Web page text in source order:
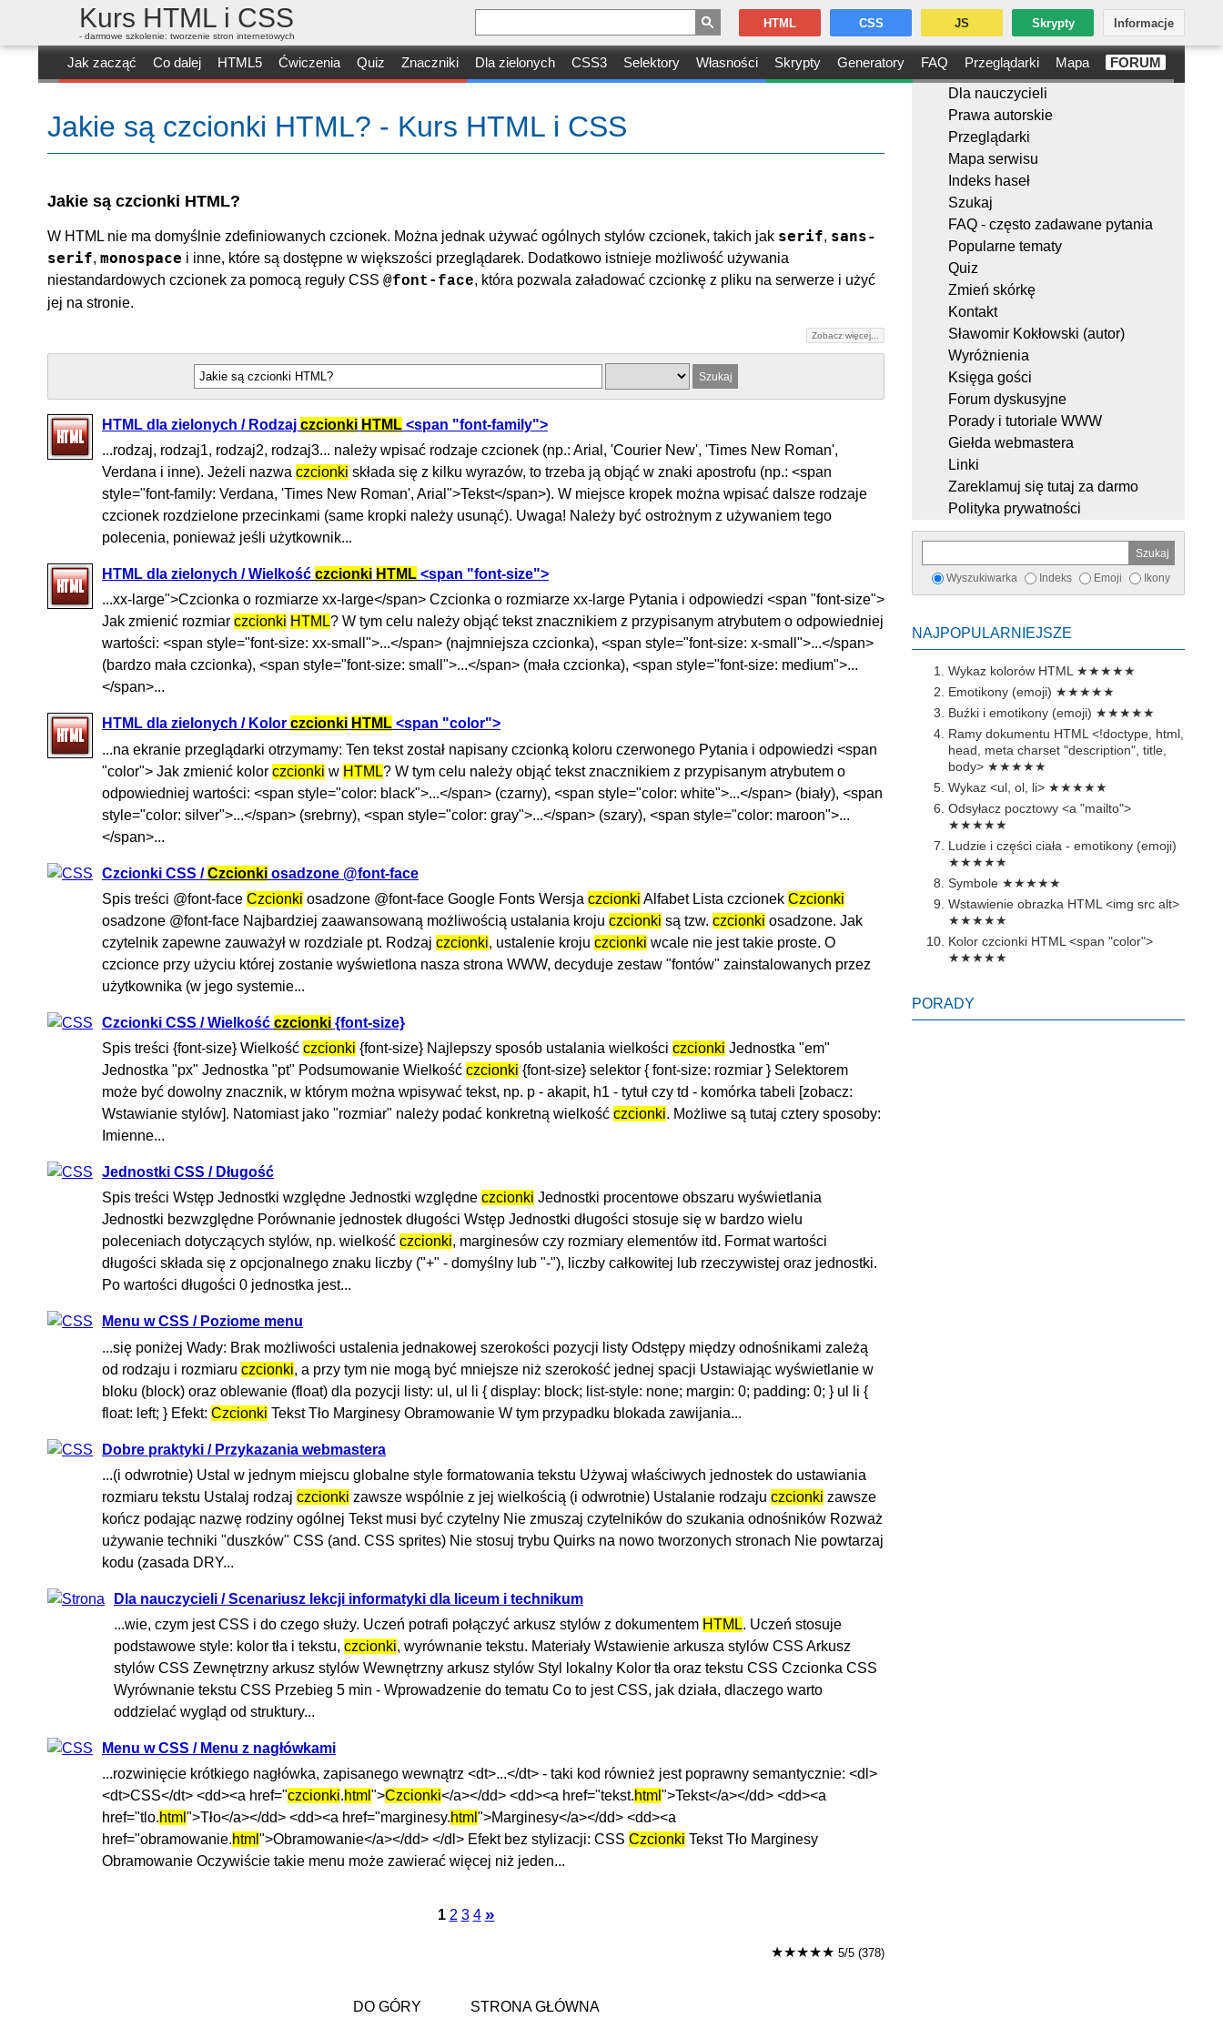
Kurs HTML i CSS
- darmowe szkolenie: tworzenie stron internetowych
Jak zacząć Co dalej HTML5 Ćwiczenia Quiz Znaczniki Dla zielonych CSS3 Selektory Własności Skrypty Generatory FAQ Przeglądarki Mapa FORUM
HTML CSS JS Skrypty Informacje
Dla nauczycieli
Prawa autorskie
Przeglądarki
Mapa serwisu
Indeks haseł
Szukaj
FAQ - często zadawane pytania
Popularne tematy
Quiz
Zmień skórkę
Kontakt
Sławomir Kokłowski (autor)
Wyróżnienia
Księga gości
Forum dyskusyjne
Porady i tutoriale WWW
Giełda webmastera
Linki
Zareklamuj się tutaj za darmo
Polityka prywatności
Wyszukiwarka Indeks Emoji Ikony
NAJPOPULARNIEJSZE
Wykaz kolorów HTML ★★★★★
Emotikony (emoji) ★★★★★
Buźki i emotikony (emoji) ★★★★★
Ramy dokumentu HTML <!doctype, html,
head, meta charset "description", title,
body> ★★★★★
Wykaz <ul, ol, li> ★★★★★
Odsyłacz pocztowy <a "mailto">
★★★★★
Ludzie i części ciała - emotikony (emoji)
★★★★★
Symbole ★★★★★
Wstawienie obrazka HTML <img src alt>
★★★★★
Kolor czcionki HTML <span "color">
★★★★★
PORADY
Jakie są czcionki HTML? - Kurs HTML i CSS
Jakie są czcionki HTML?
W HTML nie ma domyślnie zdefiniowanych czcionek. Można jednak używać ogólnych stylów czcionek, takich jak serif, sans-
serif, monospace i inne, które są dostępne w większości przeglądarek. Dodatkowo istnieje możliwość używania
niestandardowych czcionek za pomocą reguły CSS @font-face, która pozwala załadować czcionkę z pliku na serwerze i użyć
jej na stronie.
Zobacz więcej...
HTML dla zielonych / Rodzaj czcionki HTML <span "font-family">
...rodzaj, rodzaj1, rodzaj2, rodzaj3... należy wpisać rodzaje czcionek (np.: Arial, 'Courier New', 'Times New Roman',
Verdana i inne). Jeżeli nazwa czcionki składa się z kilku wyrazów, to trzeba ją objąć w znaki apostrofu (np.: <span
style="font-family: Verdana, 'Times New Roman', Arial">Tekst</span>). W miejsce kropek można wpisać dalsze rodzaje
czcionek rozdzielone przecinkami (same kropki należy usunąć). Uwaga! Należy być ostrożnym z używaniem tego
polecenia, ponieważ jeśli użytkownik...
HTML dla zielonych / Wielkość czcionki HTML <span "font-size">
...xx-large">Czcionka o rozmiarze xx-large</span> Czcionka o rozmiarze xx-large Pytania i odpowiedzi <span "font-size">
Jak zmienić rozmiar czcionki HTML? W tym celu należy objąć tekst znacznikiem z przypisanym atrybutem o odpowiedniej
wartości: <span style="font-size: xx-small">...</span> (najmniejsza czcionka), <span style="font-size: x-small">...</span>
(bardzo mała czcionka), <span style="font-size: small">...</span> (mała czcionka), <span style="font-size: medium">...
</span>...
HTML dla zielonych / Kolor czcionki HTML <span "color">
...na ekranie przeglądarki otrzymamy: Ten tekst został napisany czcionką koloru czerwonego Pytania i odpowiedzi <span
"color"> Jak zmienić kolor czcionki w HTML? W tym celu należy objąć tekst znacznikiem z przypisanym atrybutem o
odpowiedniej wartości: <span style="color: black">...</span> (czarny), <span style="color: white">...</span> (biały), <span
style="color: silver">...</span> (srebrny), <span style="color: gray">...</span> (szary), <span style="color: maroon">...
</span>...
Czcionki CSS /Czcionki osadzone @font-face
Spis treści @font-face Czcionki osadzone @font-face Google Fonts Wersja czcionki Alfabet Lista czcionek Czcionki
osadzone @font-face Najbardziej zaawansowaną możliwością ustalania kroju czcionki są tzw. czcionki osadzone. Jak
czytelnik zapewne zauważył w rozdziale pt. Rodzaj czcionki, ustalenie kroju czcionki wcale nie jest takie proste. O
czcionce przy użyciu której zostanie wyświetlona nasza strona WWW, decyduje zestaw "fontów" zainstalowanych przez
użytkownika (w jego systemie...
Czcionki CSS / Wielkość czcionki {font-size}
Spis treści {font-size} Wielkość czcionki {font-size} Najlepszy sposób ustalania wielkości czcionki Jednostka "em"
Jednostka "px" Jednostka "pt" Podsumowanie Wielkość czcionki {font-size} selektor { font-size: rozmiar } Selektorem
może być dowolny znacznik, w którym można wpisywać tekst, np. p - akapit, h1 - tytuł czy td - komórka tabeli [zobacz:
Wstawianie stylów]. Natomiast jako "rozmiar" należy podać konkretną wielkość czcionki. Możliwe są tutaj cztery sposoby:
Imienne...
Jednostki CSS / Długość
Spis treści Wstęp Jednostki względne Jednostki względne czcionki Jednostki procentowe obszaru wyświetlania
Jednostki bezwzględne Porównanie jednostek długości Wstęp Jednostki długości stosuje się w bardzo wielu
poleceniach dotyczących stylów, np. wielkość czcionki, marginesów czy rozmiary elementów itd. Format wartości
długości składa się z opcjonalnego znaku liczby ("+" - domyślny lub "-"), liczby całkowitej lub rzeczywistej oraz jednostki.
Po wartości długości 0 jednostka jest...
Menu w CSS / Poziome menu
...się poniżej Wady: Brak możliwości ustalenia jednakowej szerokości pozycji listy Odstępy między odnośnikami zależą
od rodzaju i rozmiaru czcionki, a przy tym nie mogą być mniejsze niż szerokość jednej spacji Ustawiając wyświetlanie w
bloku (block) oraz oblewanie (float) dla pozycji listy: ul, ul li { display: block; list-style: none; margin: 0; padding: 0; } ul li {
float: left; } Efekt: Czcionki Tekst Tło Marginesy Obramowanie W tym przypadku blokada zawijania...
Dobre praktyki / Przykazania webmastera
...(i odwrotnie) Ustal w jednym miejscu globalne style formatowania tekstu Używaj właściwych jednostek do ustawiania
rozmiaru tekstu Ustalaj rodzaj czcionki zawsze wspólnie z jej wielkością (i odwrotnie) Ustalanie rodzaju czcionki zawsze
kończ podając nazwę rodziny ogólnej Tekst musi być czytelny Nie zmuszaj czytelników do szukania odnośników Rozważ
używanie techniki "duszków" CSS (and. CSS sprites) Nie stosuj trybu Quirks na nowo tworzonych stronach Nie powtarzaj
kodu (zasada DRY...
Dla nauczycieli / Scenariusz lekcji informatyki dla liceum i technikum
...wie, czym jest CSS i do czego służy. Uczeń potrafi połączyć arkusz stylów z dokumentem HTML. Uczeń stosuje
podstawowe style: kolor tła i tekstu, czcionki, wyrównanie tekstu. Materiały Wstawienie arkusza stylów CSS Arkusz
stylów CSS Zewnętrzny arkusz stylów Wewnętrzny arkusz stylów Styl lokalny Kolor tła oraz tekstu CSS Czcionka CSS
Wyrównanie tekstu CSS Przebieg 5 min - Wprowadzenie do tematu Co to jest CSS, jak działa, dlaczego warto
oddzielać wygląd od struktury...
Menu w CSS / Menu z nagłówkami
...rozwinięcie krótkiego nagłówka, zapisanego wewnątrz <dt>...</dt> - taki kod również jest poprawny semantycznie: <dl>
<dt>CSS</dt> <dd><a href="czcionki.html ">Czcionki</a></dd> <dd><a href="tekst.html ">Tekst</a></dd> <dd><a
href="tlo.html ">Tło</a></dd> <dd><a href="marginesy.html ">Marginesy</a></dd> <dd><a
href="obramowanie.html ">Obramowanie</a></dd> </dl> Efekt bez stylizacji: CSS Czcionki Tekst Tło Marginesy
Obramowanie Oczywiście takie menu może zawierać więcej niż jeden...
1 2 3 4 »
★★★★★ 5/5 (378)
DO GÓRY STRONA GŁÓWNA